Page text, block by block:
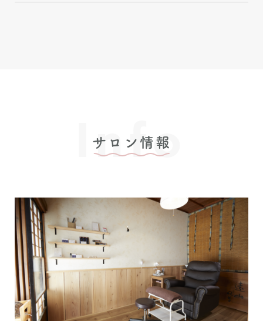
サロン情報
Info